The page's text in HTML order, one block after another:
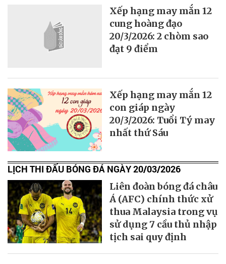
Xếp hạng may mắn 12
cung hoàng đạo
20/3/2026: 2 chòm sao
đạt 9 điểm
Xếp hạng may mắn 12
con giáp ngày
20/3/2026: Tuổi Tý may
nhất thứ Sáu
LỊCH THI ĐẤU BÓNG ĐÁ NGÀY 20/03/2026
Liên đoàn bóng đá châu
Á (AFC) chính thức xử
thua Malaysia trong vụ
sử dụng 7 cầu thủ nhập
tịch sai quy định